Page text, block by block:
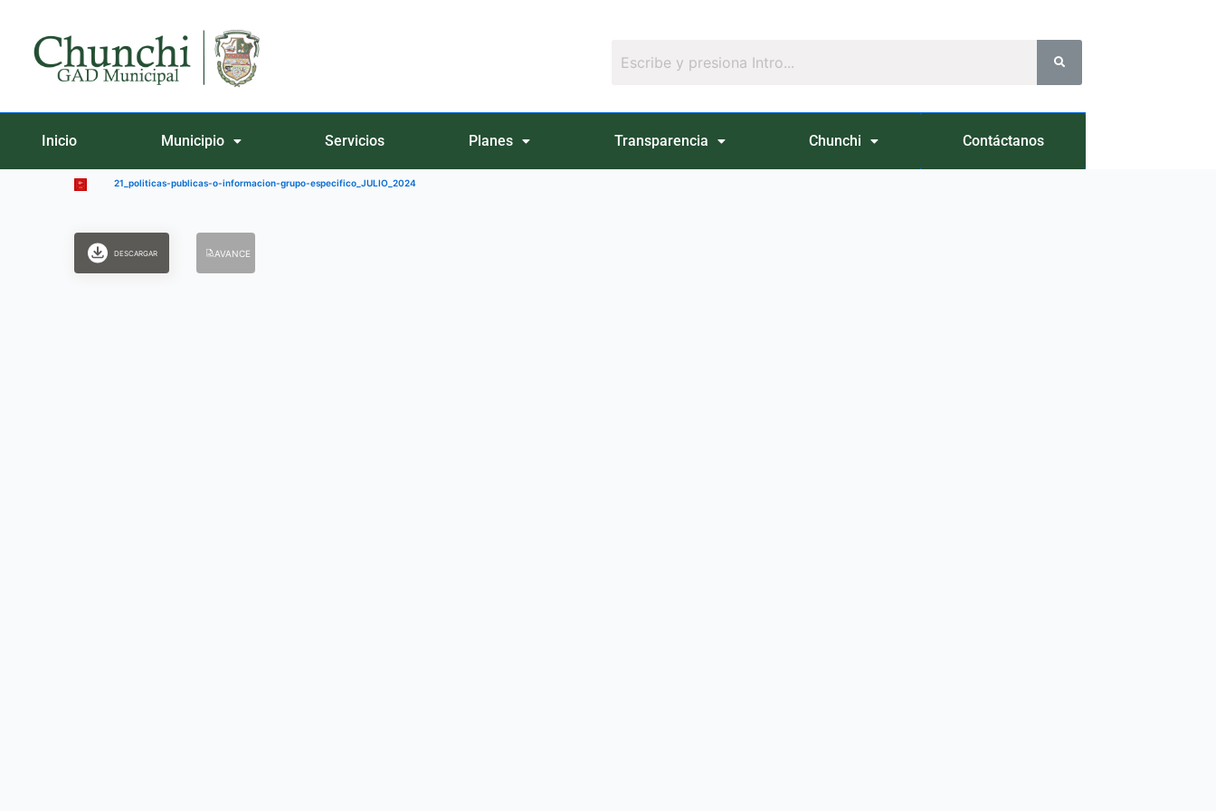
contenido
Inicio Municipio Servicios Planes Transparencia Chunchi Contáctanos
21_politicas-publicas-o-informacion-grupo-especifico_JULIO_2024
DESCARGAR AVANCE